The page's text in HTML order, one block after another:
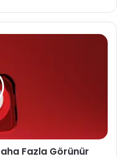
Fazla Görünür